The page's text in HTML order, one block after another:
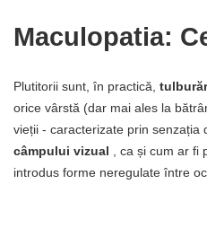
Maculopatia:
Plutitorii sunt, în practică,
orice vârstă (dar mai ales la
vieții - caracterizate prin senzația
câmpului vizual , ca și cum ar fi
introdus forme neregulate între